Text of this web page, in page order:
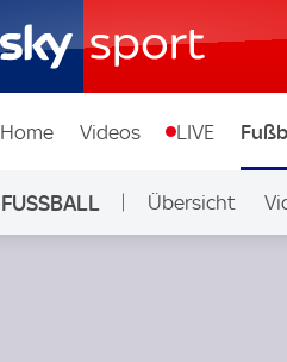
Home Videos LIVE
FUSSBALL Übersicht